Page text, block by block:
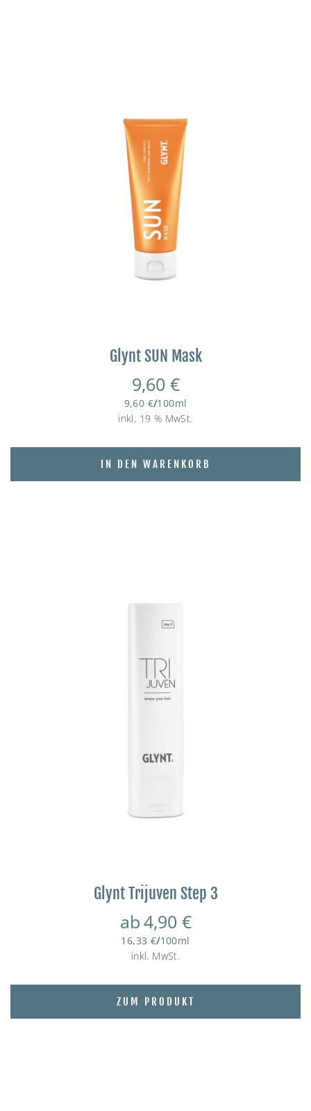
Glynt SUN Mask
9,60 €
9,60 €/100ml
inkl. 19 % MwSt.
IN DEN WARENKORB
Glynt Trijuven Step 3
ab4,90 €
16,33 €/100ml
inkl. MwSt.
ZUM PRODUKT